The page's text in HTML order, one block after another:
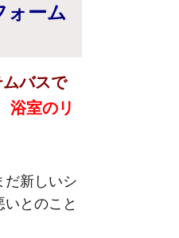
ォーム
バスで
浴室のリ
だ新しいシ
とのこと